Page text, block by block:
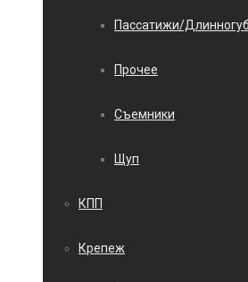
Пассатижи/
Прочее
Съемники
Щуп
КПП
Крепеж